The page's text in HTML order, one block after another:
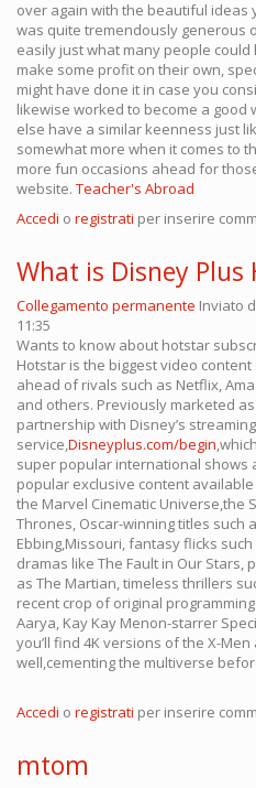
over again with the beautiful ideas
was quite tremendously generous
easily just what many people
make some profit on their own,
might have done it in case you
likewise worked to become a
else have a similar keenness just
somewhat more when it comes to
more fun occasions ahead for
website. Teacher's Abroad
Accedi o registrati per inserire
What is Disney Plus
Collegamento permanente Inviato
11:35
Wants to know about hotstar
Hotstar is the biggest video
ahead of rivals such as Netflix,
and others. Previously marketed
partnership with Disney’s streaming
service,Disneyplus.com/begin
super popular international shows
popular exclusive content
the Marvel Cinematic Universe,the
Thrones, Oscar-winning titles such
Ebbing,Missouri, fantasy flicks
dramas like The Fault in Our Stars,
as The Martian, timeless thrillers
recent crop of original
Aarya, Kay Kay Menon-starrer
you’ll find 4K versions of the X-
well,cementing the multiverse
Accedi o registrati per inserire
mtom